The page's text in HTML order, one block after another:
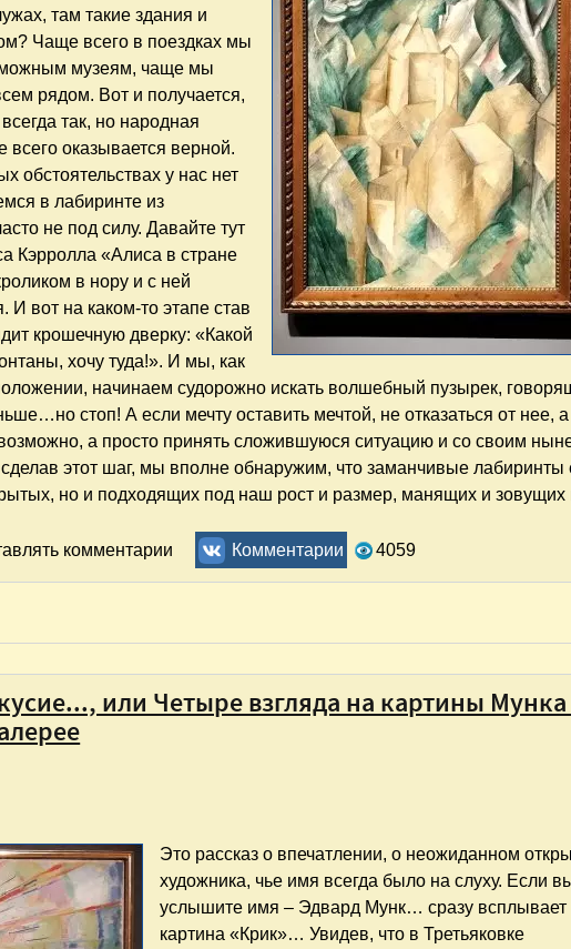
там такие здания и
Чаще всего в поездках мы
музеям, чаще мы
рядом. Вот и получается,
так, но народная
всего оказывается верной.
обстоятельствах у нас нет
в лабиринте из
не под силу. Давайте тут
Кэрролла «Алиса в стране
в нору и с ней
вот на каком-то этапе став
крошечную дверку: «Какой
хочу туда!». И мы, как
начинаем судорожно искать волшебный пузырек,
стоп! А если мечту оставить мечтой, не отказаться от нее, а
а просто принять сложившуюся ситуацию и со своим
этот шаг, мы вполне обнаружим, что заманчивые лабиринты
но и подходящих под наш рост и размер, манящих и зовущих
или послевкусие о выставке "Щукин.
комментарии Комментарии 4059
или Четыре взгляда на картины
Это рассказ о впечатлении, о неожиданном
художника, чье имя всегда было на слуху. Если
услышите имя – Эдвард Мунк… сразу всплывает
картина «Крик»… Увидев, что в Третьяковке